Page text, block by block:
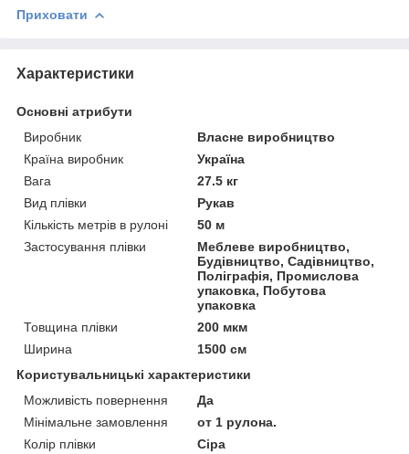
Приховати
Характеристики
Основні атрибути
Виробник
Власне виробництво
Країна виробник
Україна
Вага
27.5 кг
Вид плівки
Рукав
Кількість метрів в рулоні
50 м
Застосування плівки
Меблеве виробництво,
Будівництво, Садівництво,
Поліграфія, Промислова
упаковка, Побутова
упаковка
Товщина плівки
200 мкм
Ширина
1500 см
Користувальницькі характеристики
Можливість повернення
Да
Мінімальне замовлення
от 1 рулона.
Колір плівки
Сіра